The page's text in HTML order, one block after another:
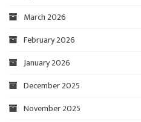
March 2026
February 2026
January 2026
December 2025
November 2025